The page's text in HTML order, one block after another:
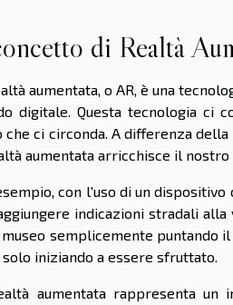
di Realtà
aumentata, o AR, è una
digitale. Questa tecnologia ci
che ci circonda. A differenza
aumentata arricchisce il
con l'uso di un
indicazioni stradali
museo semplicemente puntando
solo iniziando a essere sfruttato.
aumentata rappresenta un